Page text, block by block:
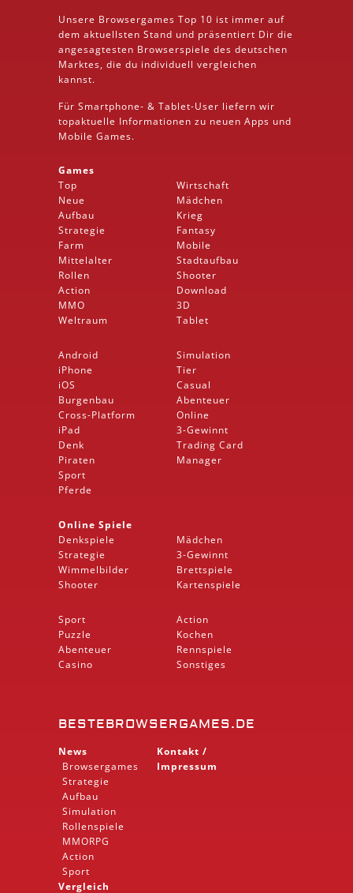
Unsere Browsergames Top 10 ist immer auf
dem aktuellsten Stand und präsentiert Dir die
angesagtesten Browserspiele des deutschen
Marktes, die du individuell vergleichen
kannst.
Für Smartphone- & Tablet-User liefern wir
topaktuelle Informationen zu neuen Apps und
Mobile Games.
Games
Top
Neue
Aufbau
Strategie
Farm
Mittelalter
Rollen
Action
MMO
Weltraum
Wirtschaft
Mädchen
Krieg
Fantasy
Mobile
Stadtaufbau
Shooter
Download
3D
Tablet
Android
iPhone
iOS
Burgenbau
Cross-Platform
iPad
Denk
Piraten
Sport
Pferde
Simulation
Tier
Casual
Abenteuer
Online
3-Gewinnt
Trading Card
Manager
Online Spiele
Denkspiele
Strategie
Wimmelbilder
Shooter
Mädchen
3-Gewinnt
Brettspiele
Kartenspiele
Sport
Puzzle
Abenteuer
Casino
Action
Kochen
Rennspiele
Sonstiges
BESTEBROWSERGAMES.DE
News
Browsergames
Strategie
Aufbau
Simulation
Rollenspiele
MMORPG
Action
Sport
Vergleich
Kontakt /
Impressum